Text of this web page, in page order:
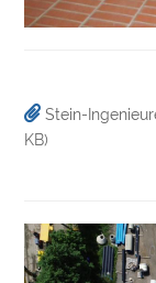
Stein-
KB)